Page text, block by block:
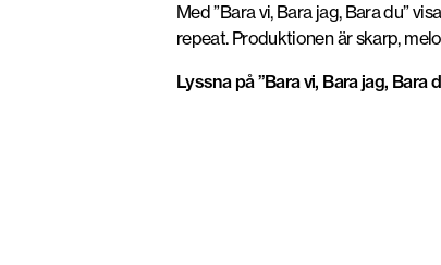
Med ”Bara vi, Bara jag, Bara du”
repeat. Produktionen är skarp,
Lyssna på ”Bara vi, Bara jag, Bara